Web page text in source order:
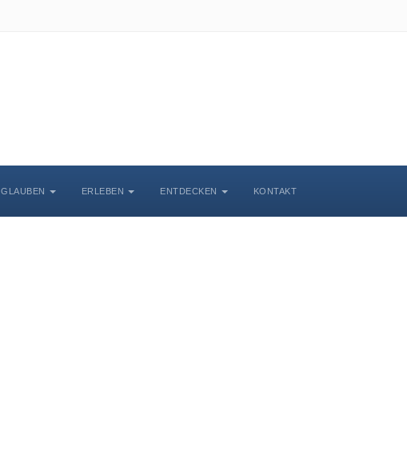
GLAUBEN ERLEBEN ENTDECKEN KONTAKT